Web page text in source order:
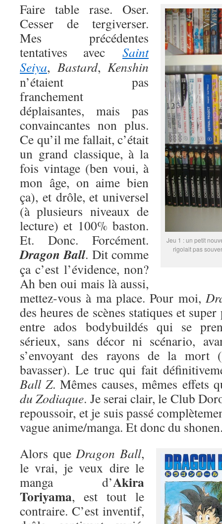
Jeu 1 : un petit
rigolait pas
Faire table rase. Oser.
Cesser de tergiverser.
Mes précédentes
tentatives avec Saint
Seiya, Bastard, Kenshin
n’étaient pas
franchement
déplaisantes, mais pas
convaincantes non plus.
Ce qu’il me fallait, c’était
un grand classique, à la
fois vintage (ben voui, à
mon âge, on aime bien
ça), et drôle, et universel
(à plusieurs niveaux de
lecture) et 100% baston.
Et. Donc. Forcément.
Dragon Ball. Dit comme
ça c’est l’évidence, non?
Ah ben oui mais là aussi,
mettez-vous à ma place. Pour moi,
des heures de scènes statiques et
entre ados bodybuildés qui se
sérieux, sans décor ni scénario,
s’envoyant des rayons de la mort
bavasser). Le truc qui fait
Ball Z. Mêmes causes, mêmes effets
du Zodiaque. Je serai clair, le Club
repoussoir, et je suis passé
vague anime/manga. Et donc du
Alors queDragon Ball,
le vrai, je veux dire le
manga d’Akira
Toriyama, est tout le
contraire. C’est inventif,